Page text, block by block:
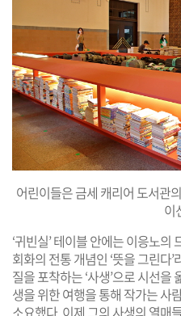
어린이들은 금세 캐리어 도서관
이
‘귀빈실’ 테이블 안에는 이응노
회화의 전통 개념인 ‘뜻을 그린다
질을 포착하는 ‘사생’으로 시선
생을 위한 여행을 통해 작가는 사
소요했다. 이제 그의 사생의 열매